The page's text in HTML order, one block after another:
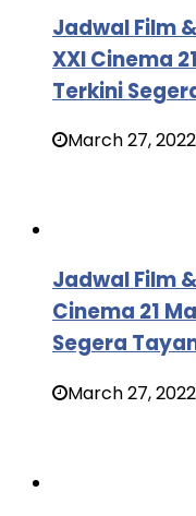
Jadwal Film
XXI Cinema
Terkini
March 27, 2022
Jadwal Film
Cinema 21
Segera
March 27, 2022